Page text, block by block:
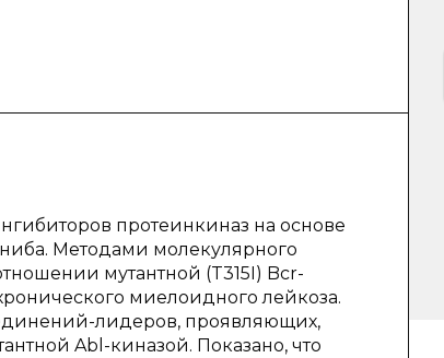
протеинкиназ на основе
Методами молекулярного
мутантной (T315I) Bcr-
миелоидного лейкоза.
лидеров, проявляющих,
Abl-киназой. Показано, что